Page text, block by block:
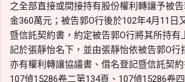
之全部直接或間接持有股份權利轉讓予被
金360萬元；被告郭O行後於102年4月11日
暨信託契約書，約定被告郭O行將其所持有
記於張靜怡名下，並由張靜怡依被告郭O行
亦有權利轉讓協議書、借名登記暨信託契
107偵15286卷二第134頁、107偵15286卷